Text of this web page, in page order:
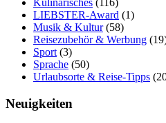
Kulinarisches (116)
LIEBSTER-Award (1)
Musik & Kultur(58)
Reisezubehör & Werbung
Sport (3)
Sprache (50)
Urlaubsorte & Reise-Tipps
Neuigkeiten